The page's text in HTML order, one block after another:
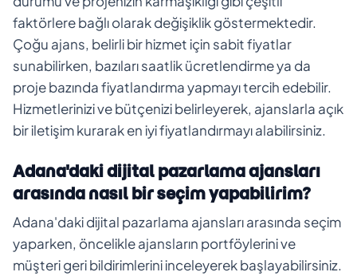
faktörlere bağlı olarak değişiklik göstermektedir.
Çoğu ajans, belirli bir hizmet için sabit fiyatlar
sunabilirken, bazıları saatlik ücretlendirme ya da
proje bazında fiyatlandırma yapmayı tercih edebilir.
Hizmetlerinizi ve bütçenizi belirleyerek, ajanslarla açık
bir iletişim kurarak en iyi fiyatlandırmayı alabilirsiniz.
Adana'daki dijital pazarlama ajansları
arasında nasıl bir seçim yapabilirim?
Adana'daki dijital pazarlama ajansları arasında seçim
yaparken, öncelikle ajansların portföylerini ve
müşteri geri bildirimlerini inceleyerek başlayabilirsiniz.